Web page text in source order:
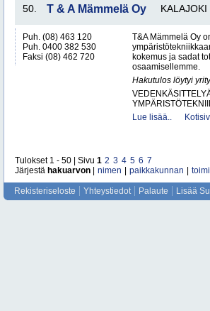
50. T & A Mämmelä Oy KALAJOKI
Puh. (08) 463 120
Puh. 0400 382 530
Faksi (08) 462 720
T&A Mämmelä Oy
kokemus ja sadat
osaamisellemme.
Hakutulos löytyi
Lue lisää..
Tulokset 1 - 50 | Sivu 1 2 3 4 5 6 7
Järjestä hakuarvon nimen paikkakunnan
Rekisteriseloste Yhteystiedot Palaute Lisää